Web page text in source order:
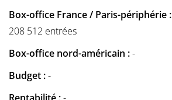
Box-office France / Paris-périphérie :
208 512 entrées
Box-office nord-américain :-
Budget :-